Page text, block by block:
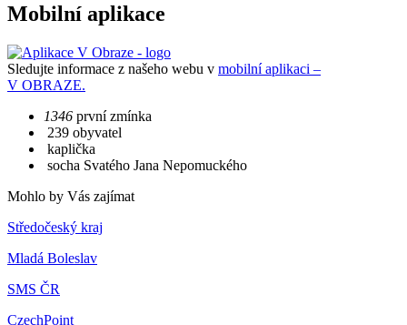
Mobilní aplikace
Sledujte informace z našeho webu v mobilní aplikaci –
V OBRAZE.
1346 první zmínka
239 obyvatel
kaplička
socha Svatého Jana Nepomuckého
Mohlo by Vás zajímat
Středočeský kraj
Mladá Boleslav
SMS ČR
CzechPoint